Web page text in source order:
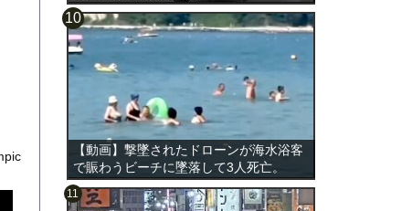
【動画】撃墜されたドローンが海水浴客
で賑わうビーチに墜落して3人死亡。